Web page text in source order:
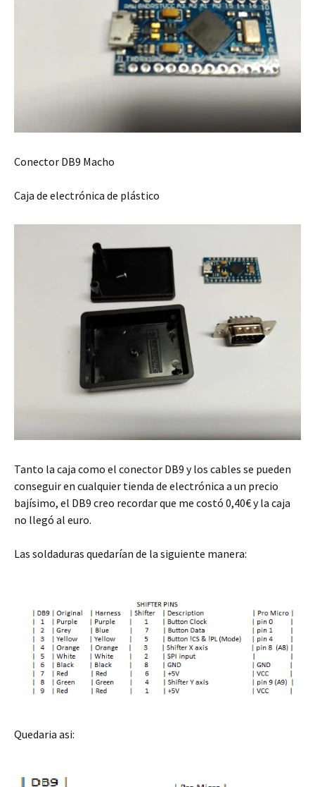
Conector DB9 Macho
Caja de electrónica de plástico
Tanto la caja como el conector DB9 y los cables se pueden
conseguir en cualquier tienda de electrónica a un precio
bajísimo, el DB9 creo recordar que me costó 0,40€ y la caja
no llegó al euro.
Las soldaduras quedarían de la siguiente manera:
Quedaria asi: